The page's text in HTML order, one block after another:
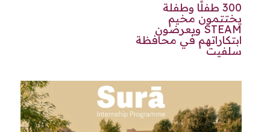
300 طفلًا وطفلة
يختتمون مخيم
STEAM ويعرضون
ابتكاراتهم في محافظة
سلفيت